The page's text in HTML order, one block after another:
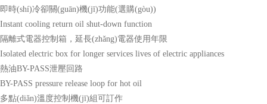
即時(shí)冷卻關(guān)機(jī)功能(選購(gòu))
Instant cooling return oil shut-down function
隔離式電器控制箱，延長(zhǎng)電器使用年限
Isolated electric box for longer services lives of electric appliances
熱油BY-PASS泄壓回路
BY-PASS pressure release loop for hot oil
多點(diǎn)溫度控制機(jī)組可訂作